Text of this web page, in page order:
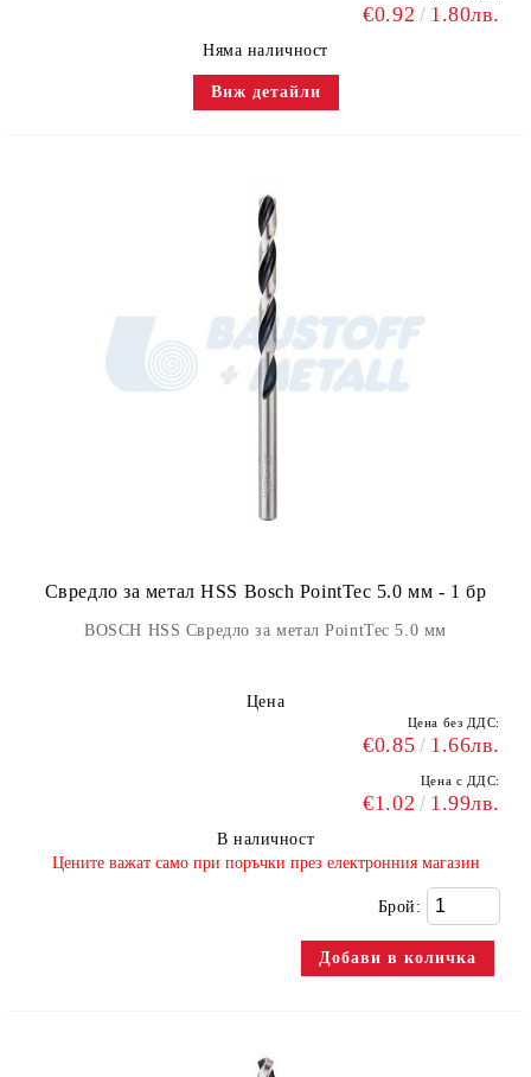
€0.92 1.80лв.
Няма наличност
Виж детайли
Свредло за метал HSS Bosch PointTec 5.0 мм - 1 бр
BOSCH HSS Свредло за метал PointTec 5.0 мм
Цена
Цена без ДДС:
€0.85 1.66лв.
Цена с ДДС:
€1.02 1.99лв.
В наличност
​Цените важат само при поръчки през електронния магазин
Брой: